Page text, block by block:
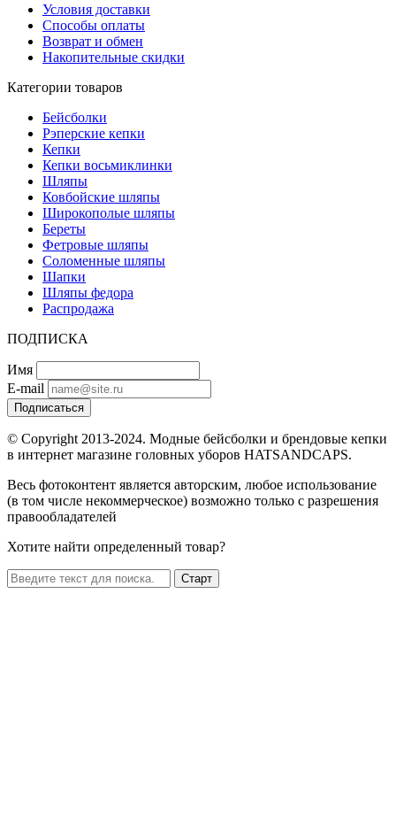
Условия доставки
Способы оплаты
Возврат и обмен
Накопительные скидки
Категории товаров
Бейсболки
Рэперские кепки
Кепки
Кепки восьмиклинки
Шляпы
Ковбойские шляпы
Широкополые шляпы
Береты
Фетровые шляпы
Соломенные шляпы
Шапки
Шляпы федора
Распродажа
ПОДПИСКА
Имя
E-mail
Подписаться
© Copyright 2013-2024. Модные бейсболки и брендовые кепки
в интернет магазине головных уборов HATSANDCAPS.
Весь фотоконтент является авторским, любое использование
(в том числе некоммерческое) возможно только с разрешения
правообладателей
Хотите найти определенный товар?
Старт